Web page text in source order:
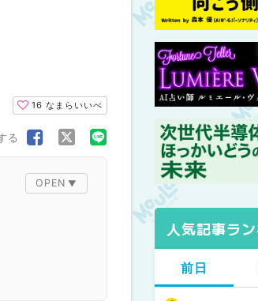
16 なまらいいべ
る
人気記事ラ
前日